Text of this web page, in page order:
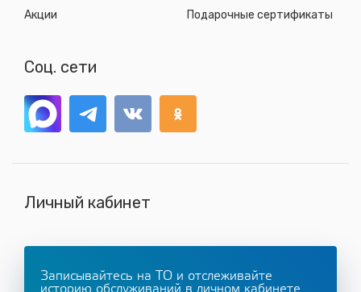
Акции
Подарочные сертификаты
Соц. сети
Личный кабинет
Записывайтесь на ТО и отслеживайте
историю обслуживаний в личном кабинете